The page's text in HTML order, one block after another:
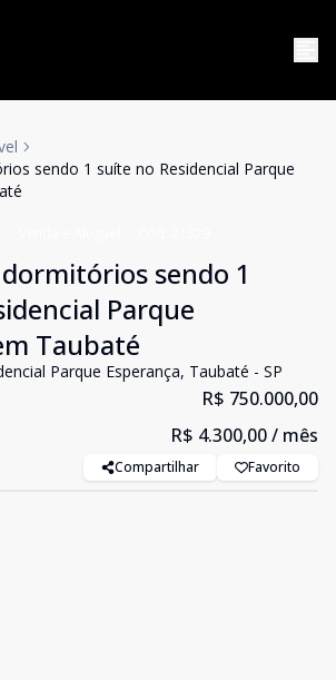
sendo 1 suíte no Residencial Parque
sendo 1
Parque
Taubaté
Parque Esperança, Taubaté - SP
R$ 750.000,00
R$ 4.300,00/ mês
Compartilhar Favorito